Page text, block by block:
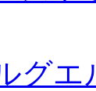
グエ